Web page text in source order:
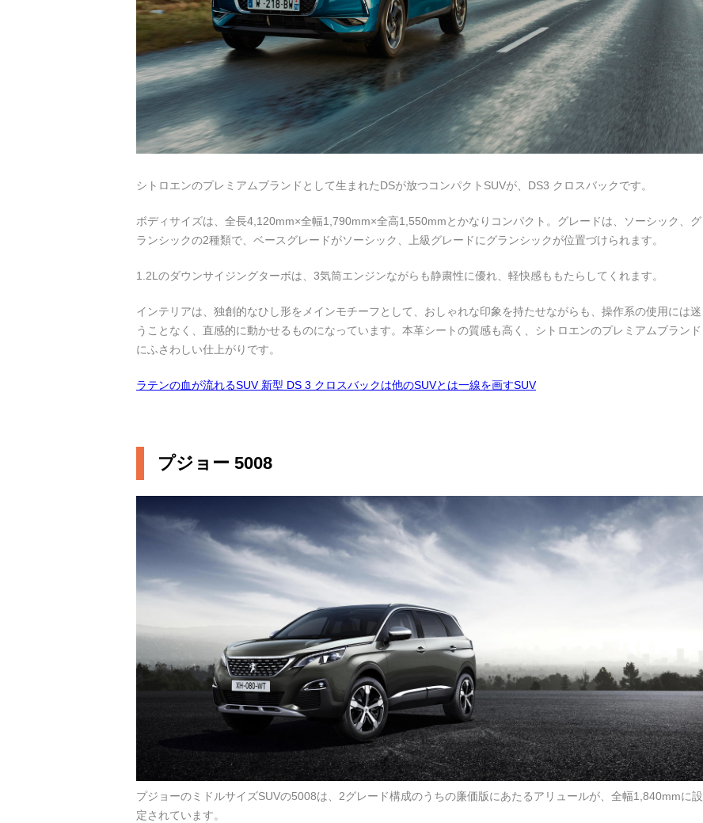
シトロエンのプレミアムブランドとして生まれたDSが放つコンパクトSUVが、DS3 クロスバックです。
ボディサイズは、全長4,120mm×全幅1,790mm×全高1,550mmとかなりコンパクト。グレードは、ソーシック、グ
ランシックの2種類で、ベースグレードがソーシック、上級グレードにグランシックが位置づけられます。
1.2Lのダウンサイジングターボは、3気筒エンジンながらも静粛性に優れ、軽快感ももたらしてくれます。
インテリアは、独創的なひし形をメインモチーフとして、おしゃれな印象を持たせながらも、操作系の使用には迷
うことなく、直感的に動かせるものになっています。本革シートの質感も高く、シトロエンのプレミアムブランド
にふさわしい仕上がりです。
ラテンの血が流れるSUV 新型 DS 3 クロスバックは他のSUVとは一線を画すSUV
プジョー 5008
プジョーのミドルサイズSUVの5008は、2グレード構成のうちの廉価版にあたるアリュールが、全幅1,840mmに設
定されています。